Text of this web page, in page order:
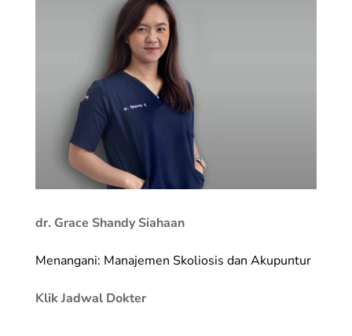
dr. Grace Shandy Siahaan
Menangani: Manajemen Skoliosis dan Akupuntur
Klik Jadwal Dokter